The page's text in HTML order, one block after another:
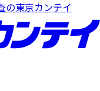
の東京カンテイ